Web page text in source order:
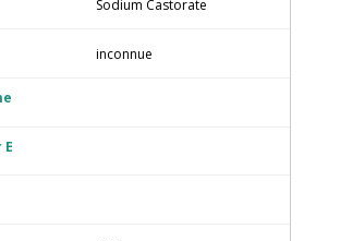
Sodium Castorate
inconnue